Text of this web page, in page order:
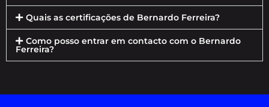
Quais as certificações de Bernardo Ferreira?
Como posso entrar em contacto com o Bernardo
Ferreira?